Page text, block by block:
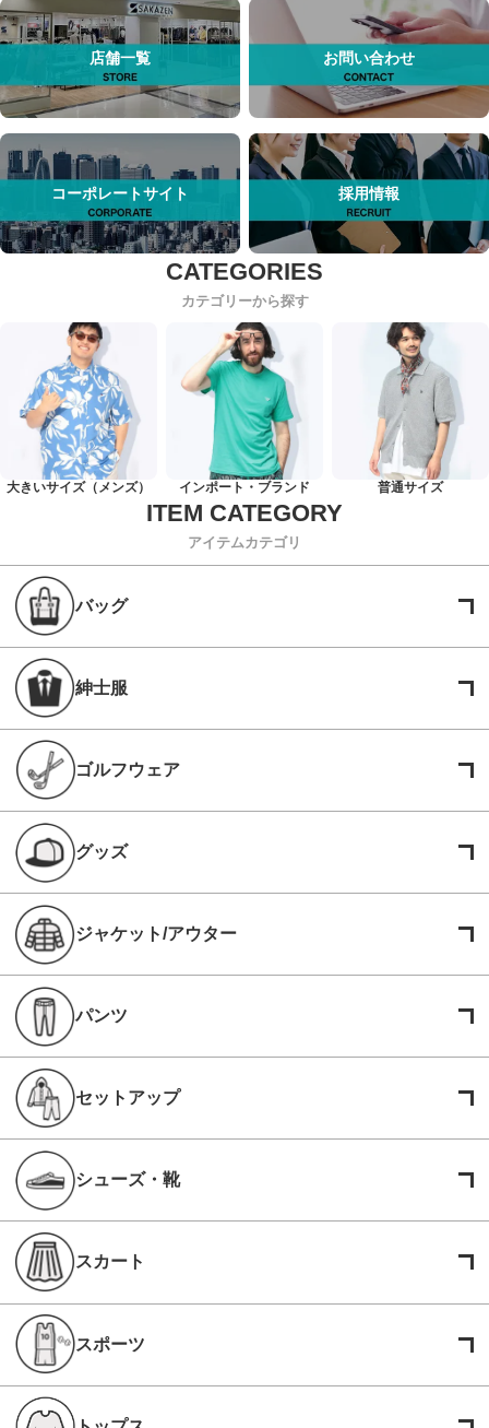
店舗一覧 お問い合わせ
コーポレートサイト 採用情報
カテゴリーから探す
大きいサイズ（メンズ） インポート・ブランド 普通サイズ
アイテムカテゴリ
バッグ
紳士服
ゴルフウェア
グッズ
ジャケット/アウター
パンツ
セットアップ
シューズ・靴
スカート
スポーツ